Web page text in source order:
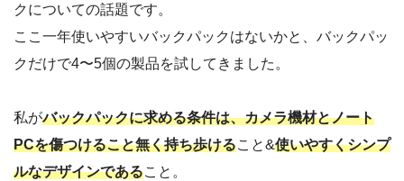
クについての話題です。
ここ一年使いやすいバックパックはないかと、バックパッ
クだけで4〜5個の製品を試してきました。
私がバックパックに求める条件は、カメラ機材とノート
PCを傷つけること無く持ち歩けること&使いやすくシンプ
ルなデザインであること。